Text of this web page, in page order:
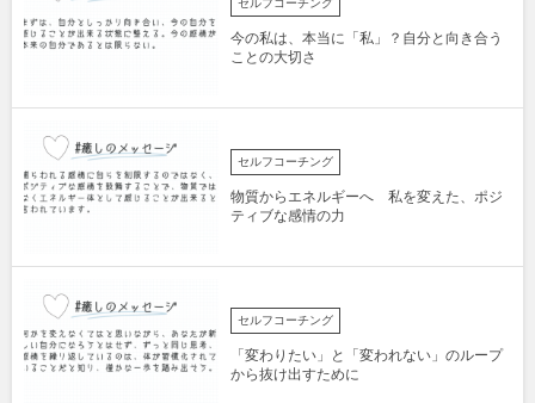
今の私は、本当に「私」？自分と向き合う
ことの大切さ
セルフコーチング
物質からエネルギーへ 私を変えた、ポジ
ティブな感情の力
セルフコーチング
「変わりたい」と「変われない」のループ
から抜け出すために